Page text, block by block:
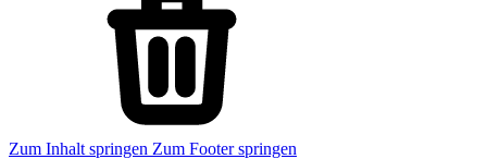
Zum Inhalt springen Zum Footer springen